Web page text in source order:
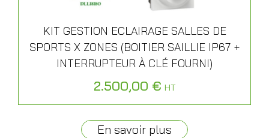
KIT GESTION ECLAIRAGE SALLES DE
SPORTS X ZONES (BOITIER SAILLIE IP67 +
INTERRUPTEUR À CLÉ FOURNI)
2.500,00 € HT
En savoir plus